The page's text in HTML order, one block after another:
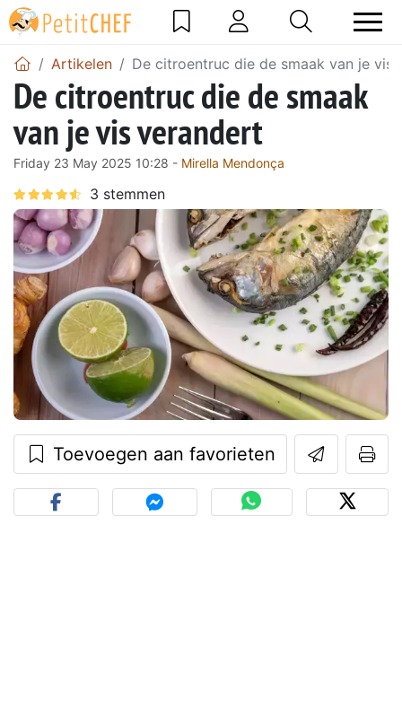
Artikelen De citroentruc die de smaak van je vis
De citroentruc die de smaak
van je vis verandert
Friday 23 May 2025 10:28 - Mirella Mendonça
Toevoegen aan favorieten